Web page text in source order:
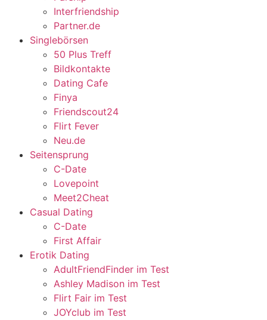
Interfriendship
Partner.de
Singlebörsen
50 Plus Treff
Bildkontakte
Dating Cafe
Finya
Friendscout24
Flirt Fever
Neu.de
Seitensprung
C-Date
Lovepoint
Meet2Cheat
Casual Dating
C-Date
First Affair
Erotik Dating
AdultFriendFinder im Test
Ashley Madison im Test
Flirt Fair im Test
JOYclub im Test